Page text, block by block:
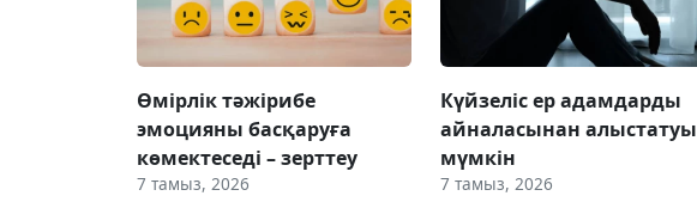
Өмірлік тәжірибе
эмоцияны басқаруға
көмектеседі – зерттеу
7 тамыз, 2026
Күйзеліс ер адамдарды
айналасынан алыстатуы
мүмкін
7 тамыз, 2026